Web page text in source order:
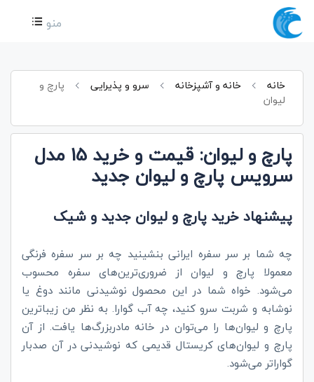
منو
خانه خانه و آشپزخانه سرو و پذیرایی
پارچ و
لیوان
پارچ و لیوان: قیمت و خرید 15 مدل
سرویس پارچ و لیوان جدید
پیشنهاد خرید پارچ و لیوان جدید و شیک
چه شما بر سر سفره ایرانی بنشینید چه بر سر سفره فرنگی
معمولا پارچ و لیوان از ضروری‌ترین‌های سفره محسوب
می‌شود. خواه شما در این محصول نوشیدنی مانند دوغ یا
نوشابه و شربت سرو کنید، چه آب گوارا. به نظر من زیباترین
پارچ و لیوان‌ها را می‌توان در خانه مادربزرگ‌ها یافت. از آن
پارچ و لیوان‌های کریستال قدیمی که نوشیدنی در آن صدبار
گواراتر می‌شود.